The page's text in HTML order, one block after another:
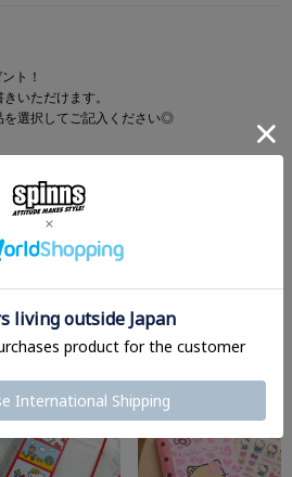
ト！
いただけます。
を選択してご記入ください◎
を書いて感想をシェア
もマスト。